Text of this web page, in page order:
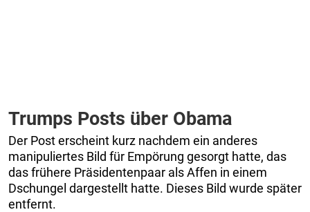
Trumps Posts über Obama
Der Post erscheint kurz nachdem ein anderes
manipuliertes Bild für Empörung gesorgt hatte, das
das frühere Präsidentenpaar als Affen in einem
Dschungel dargestellt hatte. Dieses Bild wurde später
entfernt.